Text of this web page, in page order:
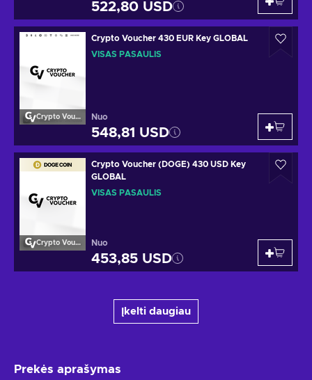
522,80 USD
Crypto Voucher
Crypto Voucher 430 EUR Key GLOBAL
VISAS PASAULIS
Nuo
548,81 USD
Crypto Voucher
Crypto Voucher (DOGE) 430 USD Key
GLOBAL
VISAS PASAULIS
Nuo
453,85 USD
Įkelti daugiau
Prekės aprašymas